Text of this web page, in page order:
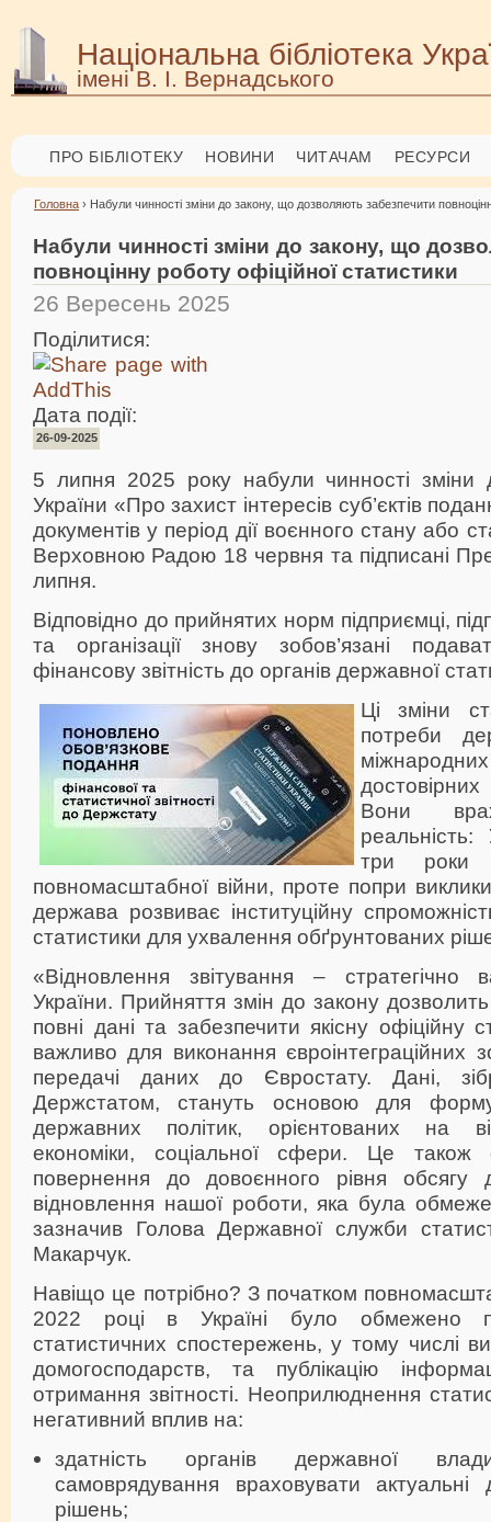
Національна бібліотека
імені В. І. Вернадського
ПРО БІБЛІОТЕКУ НОВИНИ ЧИТАЧАМ РЕСУРСИ
Головна › Набули чинності зміни до закону, що дозволяють забезпечити
Набули чинності зміни до закону, що
повноцінну роботу офіційної статистики
26 Вересень 2025
Поділитися:
Дата події:
26-09-2025
5 липня 2025 року набули чинності зміни
України «Про захист інтересів суб’єктів
документів у період дії воєнного стану або
Верховною Радою 18 червня та підписані
липня.
Відповідно до прийнятих норм підприємці,
та організації знову зобов’язані
фінансову звітність до органів державної
Ці зміни
потреби
Вони
три
повномасштабної війни, проте попри
держава розвиває інституційну
статистики для ухвалення обґрунтованих
«Відновлення звітування –
України. Прийняття змін до закону
повні дані та забезпечити якісну офіційну
важливо для виконання євроінтеграційних
передачі даних до Євростату. Дані,
Держстатом, стануть основою для
державних політик, орієнтованих на
економіки, соціальної сфери. Це також
повернення до довоєнного рівня обсягу
відновлення нашої роботи, яка була
зазначив Голова Державної служби
Макарчук.
Навіщо це потрібно? З початком
2022 році в Україні було обмежено
статистичних спостережень, у тому числі
домогосподарств, та публікацію
отримання звітності. Неоприлюднення
негативний вплив на:
здатність органів державної
самоврядування враховувати актуальні
рішень;